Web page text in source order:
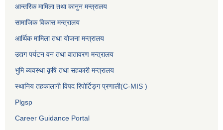
आन्तरिक मामिला तथा कानुन मन्त्रालय
सामाजिक विकास मन्त्रालय
आर्थिक मामिला तथा योजना मन्त्रालय
उद्यग पर्यटन वन तथा वातावरण मन्त्रालय
भुमि ब्यवस्था कृषि तथा सहकारी मन्त्रालय
स्थानिय तहकालागी विपद रिपोर्टिङ्ग प्रणाली(C-MIS )
Plgsp
Career Guidance Portal